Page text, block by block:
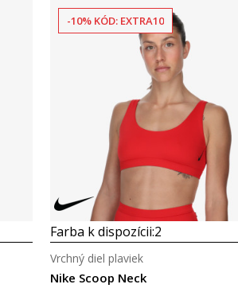
Porovnaj
-10% KÓD: EXTRA10
Farba k dispozícii:2
Nike Scoop Neck
Vrchný diel plaviek